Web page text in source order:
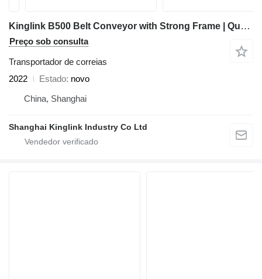
Kinglink B500 Belt Conveyor with Strong Frame | Quarry | Mining
Preço sob consulta
Transportador de correias
2022
Estado novo
China, Shanghai
Shanghai Kinglink Industry Co Ltd